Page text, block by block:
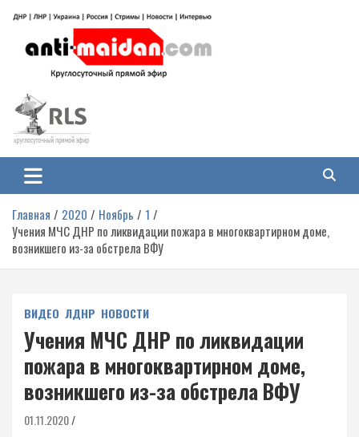
содержимому
Антимайдан: Гражданская война
на Украине
гражданской войне на Украине, включая события в Новороссии, ДНР,
ЛНР и других регионах.
Главная 2020 Ноябрь
1
Учения МЧС ДНР по ликвидации пожара в многоквартирном доме,
возникшего из-за обстрела ВФУ
ВИДЕО ЛДНР НОВОСТИ
Учения МЧС ДНР по ликвидации
пожара в многоквартирном доме,
возникшего из-за обстрела ВФУ
01.11.2020